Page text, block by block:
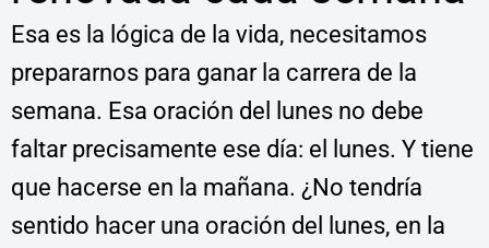
Esa es la lógica de la vida, necesitamos
prepararnos para ganar la carrera de la
semana. Esa oración del lunes no debe
faltar precisamente ese día: el lunes. Y tiene
que hacerse en la mañana. ¿No tendría
sentido hacer una oración del lunes, en la